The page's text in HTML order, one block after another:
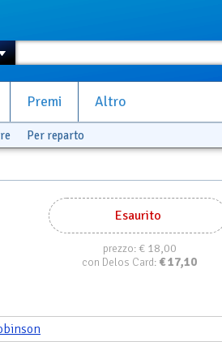
Premi Altro
Per reparto
Esaurito
prezzo:€ 18,00
con Delos Card: €17,10